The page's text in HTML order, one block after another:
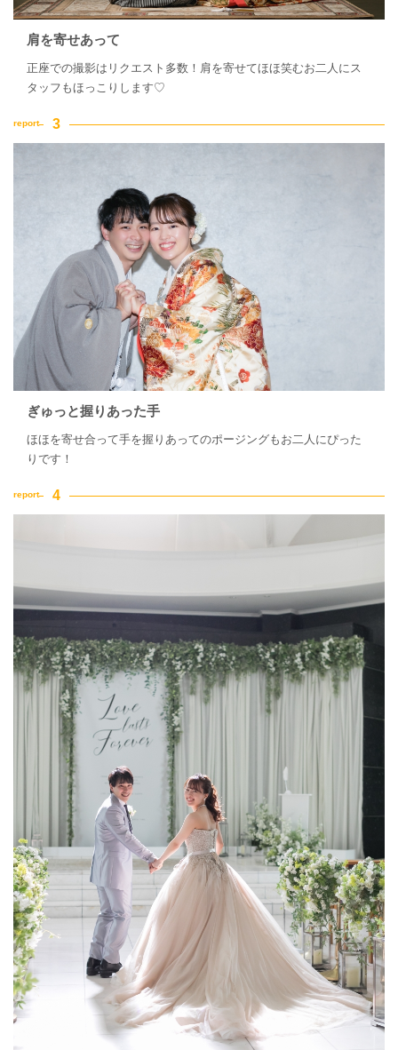
肩を寄せあって
正座での撮影はリクエスト多数！肩を寄せてほほ笑むお二人にス
タッフもほっこりします♡
ぎゅっと握りあった手
ほほを寄せ合って手を握りあってのポージングもお二人にぴった
りです！